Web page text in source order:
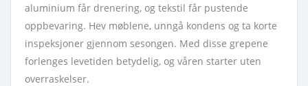
aluminium får drenering, og tekstil får pustende
oppbevaring. Hev møblene, unngå kondens og ta korte
inspeksjoner gjennom sesongen. Med disse grepene
forlenges levetiden betydelig, og våren starter uten
overraskelser.